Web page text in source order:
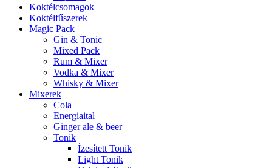
Koktélcsomagok
Koktélfűszerek
Magic Pack
Gin & Tonic
Mixed Pack
Rum & Mixer
Vodka & Mixer
Whisky & Mixer
Mixerek
Cola
Energiaital
Ginger ale & beer
Tonik
Ízesített Tonik
Light Tonik